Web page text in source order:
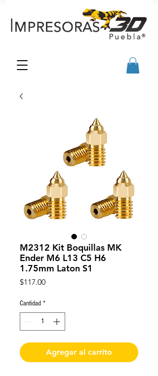
M2312 Kit Boquillas MK
Ender M6 L13 C5 H6
1.75mm Laton S1
$117.00Precio
Cantidad *
Agregar al carrito